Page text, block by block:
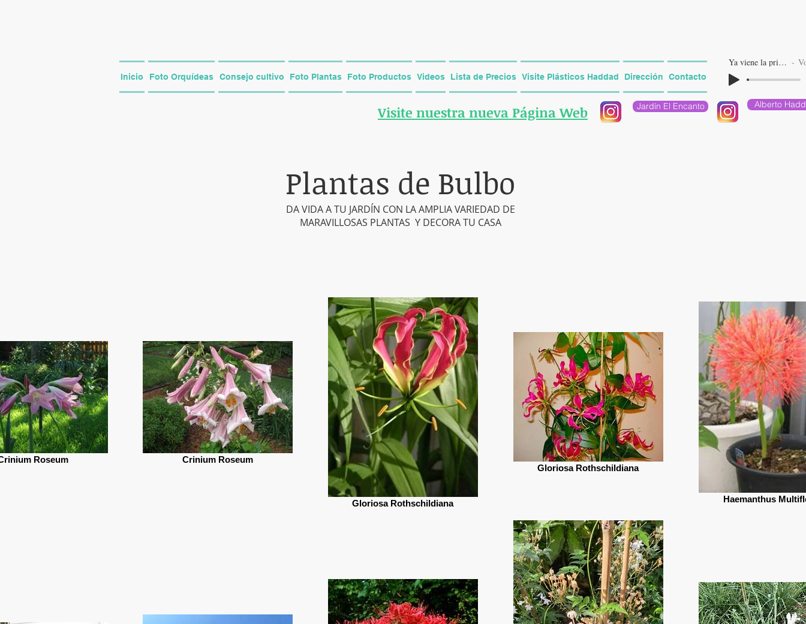
Inicio Foto Orquídeas Consejo cultivo Foto Plantas Foto Productos Videos Lista de Precios Visite Plásticos Haddad Dirección Contacto
Ya viene la primavera
Visite nuestra nueva Página Web Jardín El Encanto Alberto
Plantas de Bulbo
DA VIDA A TU JARDÍN CON LA AMPLIA VARIEDAD DE
MARAVILLOSAS PLANTAS Y DECORA TU CASA
Roseum Crinium Roseum
Gloriosa Rothschildiana
Gloriosa Rothschildiana
Haemanthus